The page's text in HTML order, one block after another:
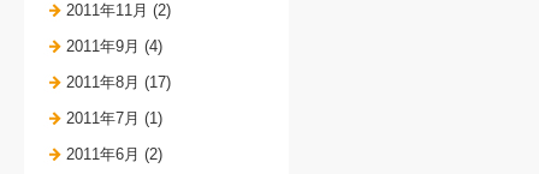
2011年11月 (2)
2011年9月 (4)
2011年8月 (17)
2011年7月 (1)
2011年6月 (2)